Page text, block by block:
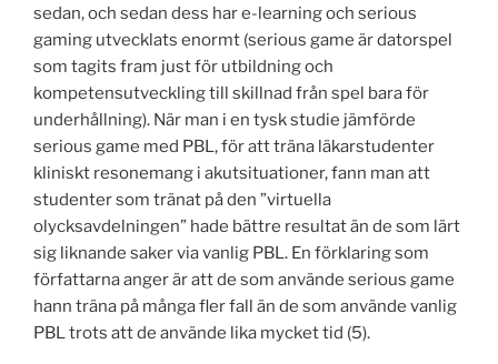
sedan, och sedan dess har e-learning och serious
gaming utvecklats enormt (serious game är datorspel
som tagits fram just för utbildning och
kompetensutveckling till skillnad från spel bara för
underhållning). När man i en tysk studie jämförde
serious game med PBL, för att träna läkarstudenter
kliniskt resonemang i akutsituationer, fann man att
studenter som tränat på den ”virtuella
olycksavdelningen” hade bättre resultat än de som lärt
sig liknande saker via vanlig PBL. En förklaring som
författarna anger är att de som använde serious game
hann träna på många fler fall än de som använde vanlig
PBL trots att de använde lika mycket tid (5).